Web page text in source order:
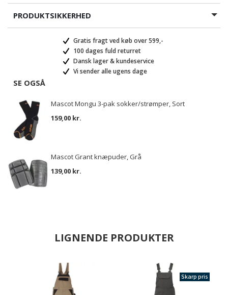
PRODUKTSIKKERHED
Gratis fragt ved køb over 599,-
100 dages fuld returret
Dansk lager & kundeservice
Vi sender alle ugens dage
SE OGSÅ
Mascot Mongu 3-pak sokker/strømper, Sort
159,00 kr.
Mascot Grant knæpuder, Grå
139,00 kr.
LIGNENDE PRODUKTER
Skarp pris